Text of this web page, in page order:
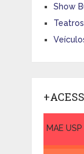
Show
MAE USP